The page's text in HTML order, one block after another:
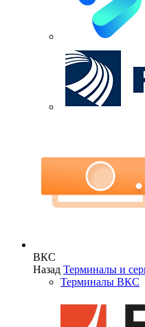
ВКС
Назад Терминалы и
Терминалы ВКС